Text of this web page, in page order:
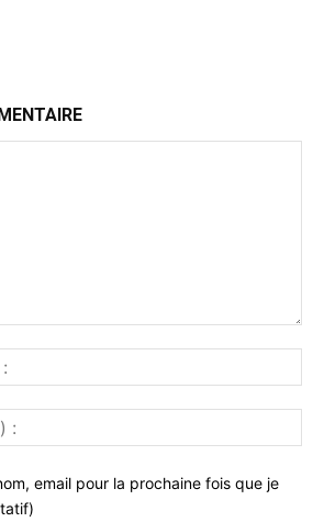
email pour la prochaine fois que je